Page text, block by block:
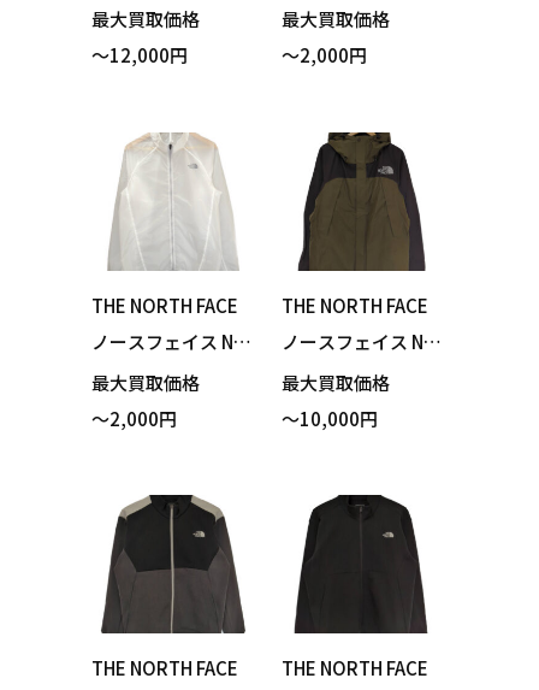
12032 Mountain Li
ght Denim Jacket
ナイロンブラック
デニム Sサイズ 買
い取りました！
最大買取価格
～12,000円
22171 Impulse Ra
cing Jacket インパ
ワイト Mサイズ 買
い取りました！
最大買取価格
～2,000円
THE NORTH FACE
ノースフェイス NP
22171 Impulse Ra
cing Jacket インパ
ワイト Lサイズ 買
い取りました！
最大買取価格
～2,000円
THE NORTH FACE
ノースフェイス NP
61400 Mountain J
acket マウンテンジ
Lサイズ 買い取りま
した！
最大買取価格
～10,000円
THE NORTH FACE
THE NORTH FACE